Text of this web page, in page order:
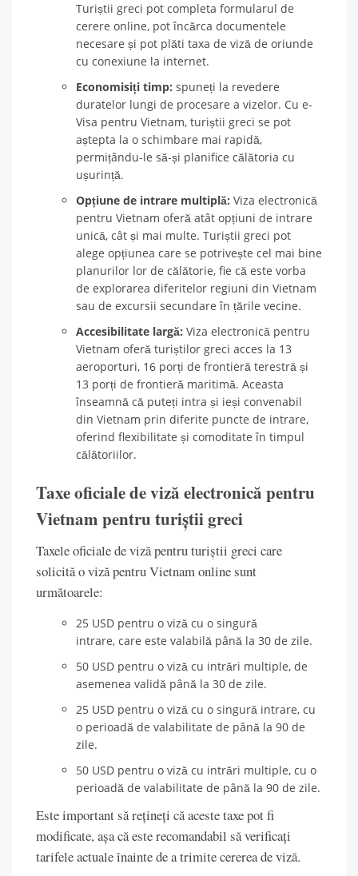
Turiștii greci pot completa formularul de
cerere online, pot încărca documentele
necesare și pot plăti taxa de viză de oriunde
cu conexiune la internet.
Economisiți timp: spuneți la revedere
duratelor lungi de procesare a vizelor. Cu e-
Visa pentru Vietnam, turiștii greci se pot
aștepta la o schimbare mai rapidă,
permițându-le să-și planifice călătoria cu
ușurință.
Opțiune de intrare multiplă: Viza electronică
pentru Vietnam oferă atât opțiuni de intrare
unică, cât și mai multe. Turiștii greci pot
alege opțiunea care se potrivește cel mai bine
planurilor lor de călătorie, fie că este vorba
de explorarea diferitelor regiuni din Vietnam
sau de excursii secundare în țările vecine.
Accesibilitate largă: Viza electronică pentru
Vietnam oferă turiștilor greci acces la 13
aeroporturi, 16 porți de frontieră terestră și
13 porți de frontieră maritimă. Aceasta
înseamnă că puteți intra și ieși convenabil
din Vietnam prin diferite puncte de intrare,
oferind flexibilitate și comoditate în timpul
călătoriilor.
Taxe oficiale de viză electronică pentru
Vietnam pentru turiștii greci
Taxele oficiale de viză pentru turiștii greci care
solicită o viză pentru Vietnam online sunt
următoarele:
25 USD pentru o viză cu o singură
intrare, care este valabilă până la 30 de zile.
50 USD pentru o viză cu intrări multiple, de
asemenea validă până la 30 de zile.
25 USD pentru o viză cu o singură intrare, cu
o perioadă de valabilitate de până la 90 de
zile.
50 USD pentru o viză cu intrări multiple, cu o
perioadă de valabilitate de până la 90 de zile.
Este important să rețineți că aceste taxe pot fi
modificate, așa că este recomandabil să verificați
tarifele actuale înainte de a trimite cererea de viză.